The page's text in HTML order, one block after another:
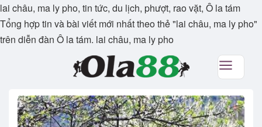
lai châu, ma ly pho, tin tức, du lịch, phượt, rao vặt, Ô la tám
Tổng hợp tin và bài viết mới nhất theo thẻ "lai châu, ma ly pho"
trên diễn đàn Ô la tám. lai châu, ma ly pho